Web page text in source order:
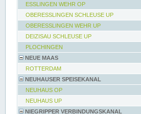
ESSLINGEN WEHR OP
OBERESSLINGEN SCHLEUSE UP
OBERESSLINGEN WEHR UP
DEIZISAU SCHLEUSE UP
PLOCHINGEN
NEUE MAAS
ROTTERDAM
NEUHAUSER SPEISEKANAL
NEUHAUS OP
NEUHAUS UP
NIEGRIPPER VERBINDUNGSKANAL